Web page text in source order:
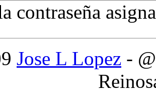
contraseña
Jose L Lopez -